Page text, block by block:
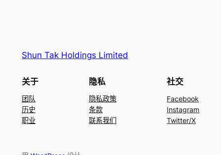
Shun Tak Holdings Limited
关于
团队
历史
职业
隐私
隐私政策
条款
联系我们
社交
Facebook
Instagram
Twitter/X